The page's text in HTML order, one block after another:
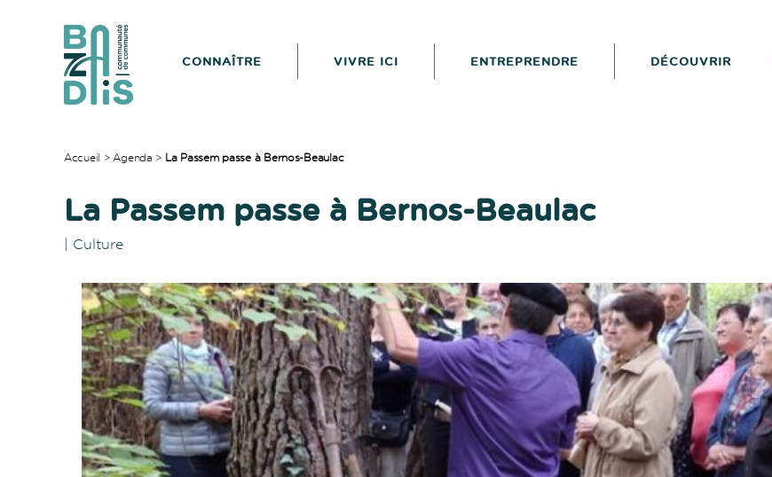
Bazadais
CONNAÎTRE VIVRE ICI ENTREPRENDRE DÉCOUVRIR
Accueil >Agenda > La Passem passe à Bernos-Beaulac
La Passem passe à Bernos-Beaulac
| Culture